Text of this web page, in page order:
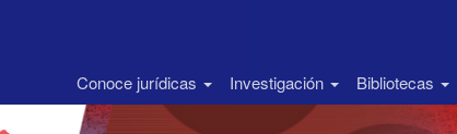
Conoce jurídicas Investigación Bibliotecas